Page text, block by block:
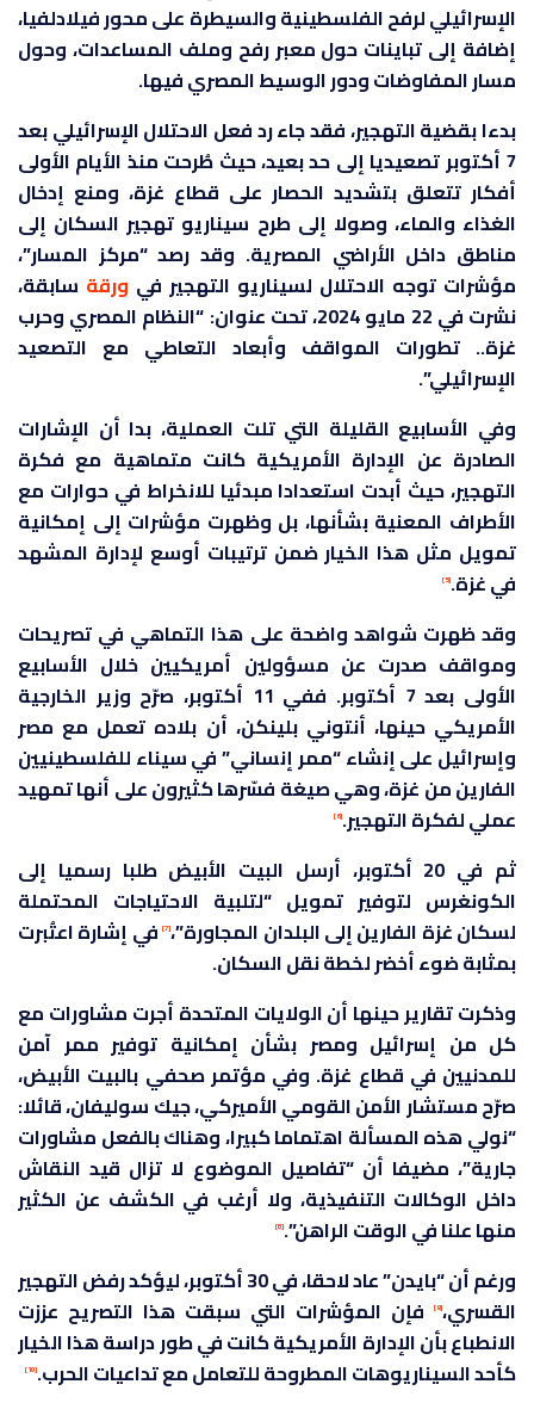
الإسرائيلي لرفح الفلسطينية والسيطرة على محور فيلادلفيا،
إضافة إلى تباينات حول معبر رفح وملف المساعدات، وحول
مسار المفاوضات ودور الوسيط المصري فيها.
بدءا بقضية التهجير،فقد جاء رد فعل الاحتلال الإسرائيلي بعد
7 أكتوبر تصعيديا إلى حد بعيد، حيث طُرحت منذ الأيام الأولى
أفكار تتعلق بتشديد الحصار على قطاع غزة، ومنع إدخال
الغذاء والماء، وصولا إلى طرح سيناريو تهجير السكان إلى
مناطق داخل الأراضي المصرية. وقد رصد “مركز المسار”،
مؤشرات توجه الاحتلال لسيناريو التهجير في ورقة سابقة،
نشرت في 22 مايو 2024، تحت عنوان: “النظام المصري وحرب
غزة.. تطورات المواقف وأبعاد التعاطي مع التصعيد
الإسرائيلي”.
وفي الأسابيع القليلة التي تلت العملية، بدا أن الإشارات
الصادرة عن الإدارة الأمريكية كانت متماهية مع فكرة
التهجير، حيث أبدت استعدادا مبدئيا للانخراط في حوارات مع
الأطراف المعنية بشأنها، بل وظهرت مؤشرات إلى إمكانية
تمويل مثل هذا الخيار ضمن ترتيبات أوسع لإدارة المشهد
في غزة.[5]
وقد ظهرت شواهد واضحة على هذا التماهي في تصريحات
ومواقف صدرت عن مسؤولين أمريكيين خلال الأسابيع
الأولى بعد 7 أكتوبر. ففي 11 أكتوبر، صرّح وزير الخارجية
الأمريكي حينها، أنتوني بلينكن، أن بلاده تعمل مع مصر
وإسرائيل على إنشاء “ممر إنساني” في سيناء للفلسطينيين
الفارين من غزة، وهي صيغة فسّرها كثيرون على أنها تمهيد
عملي لفكرة التهجير.[6]
ثم في 20 أكتوبر، أرسل البيت الأبيض طلبا رسميا إلى
الكونغرس لتوفير تمويل “لتلبية الاحتياجات المحتملة
لسكان غزة الفارين إلى البلدان المجاورة”،[7] في إشارة اعتُبرت
بمثابة ضوء أخضر لخطة نقل السكان.
وذكرت تقارير حينها أن الولايات المتحدة أجرت مشاورات مع
كل من إسرائيل ومصر بشأن إمكانية توفير ممر آمن
للمدنيين في قطاع غزة. وفي مؤتمر صحفي بالبيت الأبيض،
صرّح مستشار الأمن القومي الأميركي، جيك سوليفان، قائلا:
“نولي هذه المسألة اهتماما كبيرا، وهناك بالفعل مشاورات
جارية”، مضيفا أن “تفاصيل الموضوع لا تزال قيد النقاش
داخل الوكالات التنفيذية، ولا أرغب في الكشف عن الكثير
منها علنا في الوقت الراهن”.[8]
ورغم أن “بايدن” عاد لاحقا، في 30 أكتوبر، ليؤكد رفض التهجير
القسري،[9]
فإن المؤشرات التي سبقت هذا التصريح عززت
الانطباع بأن الإدارة الأمريكية كانت في طور دراسة هذا الخيار
كأحد السيناريوهات المطروحة للتعامل مع تداعيات الحرب.[10]